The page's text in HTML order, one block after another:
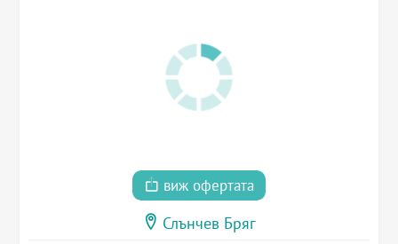
виж офертата
Слънчев Бряг